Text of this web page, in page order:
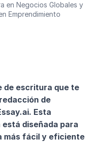
en Negocios Globales y
Emprendimiento
de escritura que te
de
Esta
diseñada para
más fácil y eficiente